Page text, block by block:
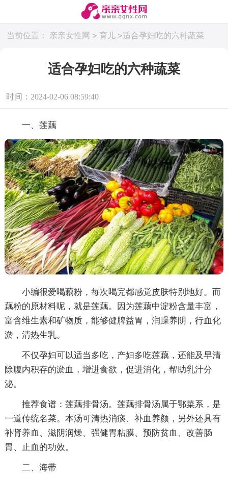
当前位置： 亲亲女性网 > 育儿 >适合孕妇吃的六种蔬菜
适合孕妇吃的六种蔬菜
时间：2024-02-06 08:59:40
一、莲藕
小编很爱喝藕粉，每次喝完都感觉皮肤特别地好。而
藕粉的原材料呢，就是莲藕。因为莲藕中淀粉含量丰富，
富含维生素和矿物质，能够健脾益胃，润躁养阴，行血化
淤，清热生乳。
不仅孕妇可以适当多吃，产妇多吃莲藕，还能及早清
除腹内积存的淤血，增进食欲，促进消化，帮助乳汁分
泌。
推荐食谱：莲藕排骨汤。莲藕排骨汤属于鄂菜系，是
一道传统名菜。本汤可清热消痰、补血养颜，另外还具有
补肾养血、滋阴润燥、强健胃粘膜、预防贫血、改善肠
胃、止血的功效。
二、海带